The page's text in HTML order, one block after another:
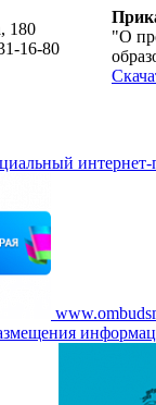
180
16-80
"О
интернет-